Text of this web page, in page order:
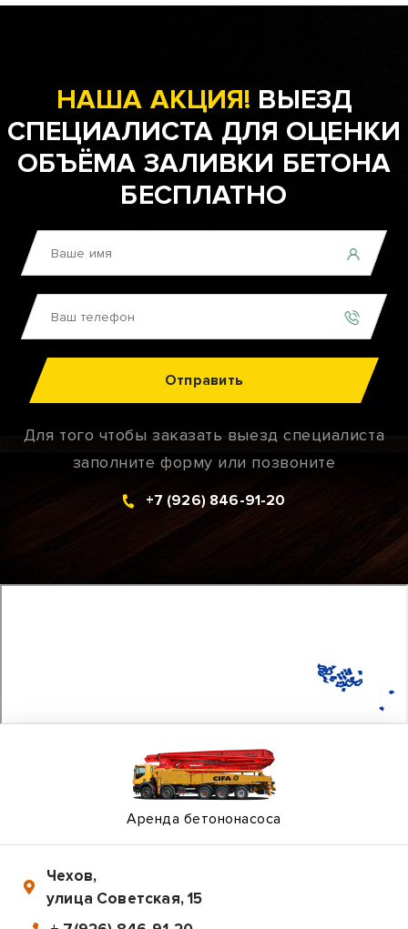
НАША АКЦИЯ! ВЫЕЗД
СПЕЦИАЛИСТА ДЛЯ ОЦЕНКИ
ОБЪЁМА ЗАЛИВКИ БЕТОНА
БЕСПЛАТНО
Отправить
Для того чтобы заказать выезд специалиста
заполните форму или позвоните
+7 (926) 846-91-20
Аренда бетононасоса
Чехов,
улица Советская, 15